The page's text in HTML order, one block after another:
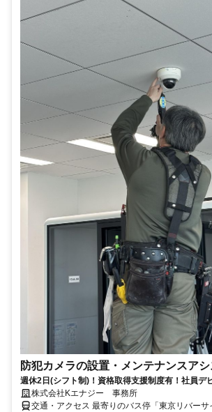
防犯カメラの設置・メンテナンスアシ
週休2日(シフト制)！資格取得支援制度有！社員デ
株式会社Kエナジー 事務所
交通・アクセス 最寄りのバス停「東京リバーサ